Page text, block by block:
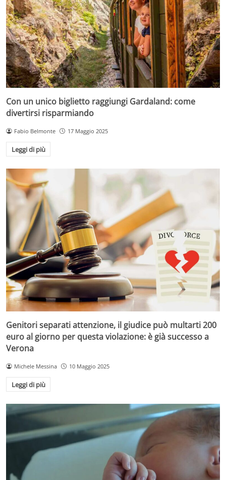
Con un unico biglietto raggiungi Gardaland: come
divertirsi risparmiando
Fabio Belmonte 17 Maggio 2025
Leggi di più
Genitori separati attenzione, il giudice può multarti 200
euro al giorno per questa violazione: è già successo a
Verona
Michele Messina 10 Maggio 2025
Leggi di più